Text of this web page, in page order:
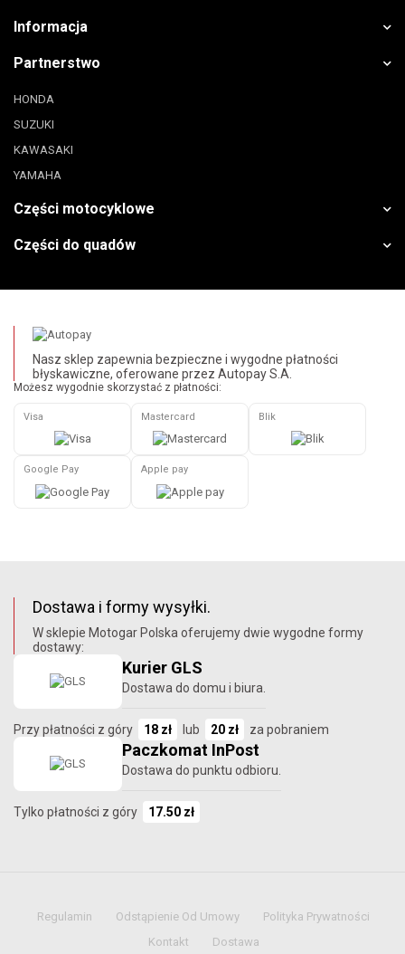
Informacja
Partnerstwo
HONDA
SUZUKI
KAWASAKI
YAMAHA
Części motocyklowe
Części do quadów
Nasz sklep zapewnia bezpieczne i wygodne płatności
błyskawiczne, oferowane przez Autopay S.A.
Możesz wygodnie skorzystać z płatności:
Visa Mastercard Blik
Google Pay Apple pay
Dostawa i formy wysyłki.
W sklepie Motogar Polska oferujemy dwie wygodne formy
dostawy:
Kurier GLS
Dostawa do domu i biura.
Przy płatności z góry 18 zł lub 20 zł za pobraniem
Paczkomat InPost
Dostawa do punktu odbioru.
Tylko płatności z góry 17.50 zł
Regulamin Odstąpienie Od Umowy
Polityka Prywatności
Kontakt
Dostawa